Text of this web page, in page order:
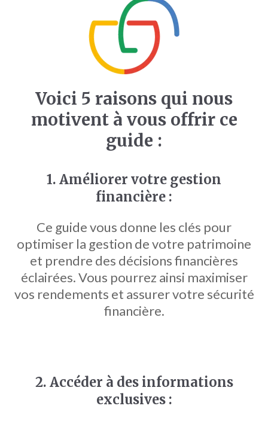
Voici 5 raisons qui nous
motivent à vous offrir ce
guide :
1. Améliorer votre gestion
financière :
Ce guide vous donne les clés pour
optimiser la gestion de votre patrimoine
et prendre des décisions financières
éclairées. Vous pourrez ainsi maximiser
vos rendements et assurer votre sécurité
financière.
2. Accéder à des informations
exclusives :